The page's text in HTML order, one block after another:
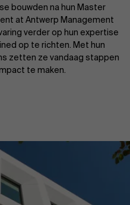
bouwden na hun Master
at Antwerp Management
verder op hun expertise
op te richten. Met hun
zetten ze vandaag stappen
te maken.